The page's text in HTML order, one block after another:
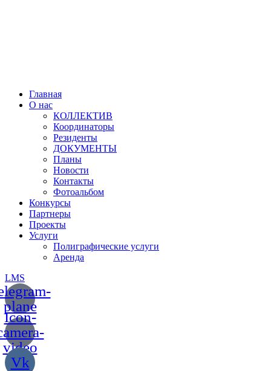
Главная
О нас
КОЛЛЕКТИВ
Координаторы
Резиденты
ДОКУМЕНТЫ
Планы
Новости
Контакты
Фотоальбом
Конкурсы
Партнеры
Проекты
Услуги
Полиграфические услуги
Аренда
LMS
plane
Icon-
video
Vk